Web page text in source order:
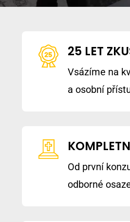
25 LET
Vsázíme na
a osobní
Od první
odborné